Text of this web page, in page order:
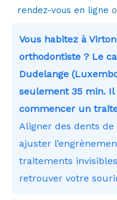
rendez-vous en ligne
Vous habitez à
orthodontiste ? Le
Dudelange
seulement 35 min. Il
commencer un
Aligner des dents
ajuster
traitements
retrouver votre